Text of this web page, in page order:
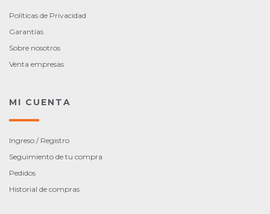
Políticas de Privacidad
Garantías
Sobre nosotros
Venta empresas
MI CUENTA
Ingreso / Registro
Seguimiento de tu compra
Pedidos
Historial de compras